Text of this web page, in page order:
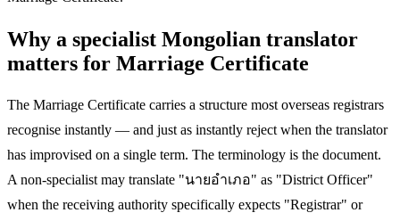
Why a specialist Mongolian translator
matters for Marriage Certificate
The Marriage Certificate carries a structure most overseas registrars
recognise instantly — and just as instantly reject when the translator
has improvised on a single term. The terminology is the document.
A non-specialist may translate "นายอำเภอ" as "District Officer"
when the receiving authority specifically expects "Registrar" or